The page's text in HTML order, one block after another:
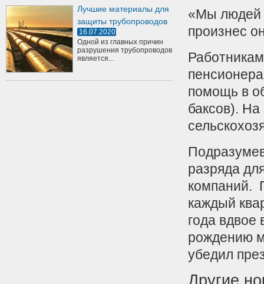
Лучшие материалы для
защиты трубопроводов
16.07.2020
Одной из главных причин
разрушения трубопроводов
является...
«Мы людей
произнес
помощь в
баксов). На
разряда
компаний.
каждый
года вдвое
рождению
убедил
Другие